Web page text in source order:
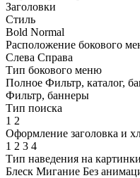
Заголовки
Стиль
Bold Normal
Расположение бокового
Слева Справа
Тип бокового меню
Полное Фильтр, каталог,
Фильтр, баннеры
Тип поиска
1 2
Оформление заголовка и
1 2 3 4
Тип наведения на картинки
Блеск Мигание Без